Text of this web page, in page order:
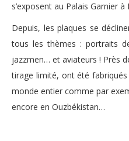
s’exposent au Palais Garnier à
Depuis, les plaques se
tous les thèmes : portraits
jazzmen… et aviateurs ! Près
tirage limité, ont été
monde entier comme par
encore en Ouzbékistan…